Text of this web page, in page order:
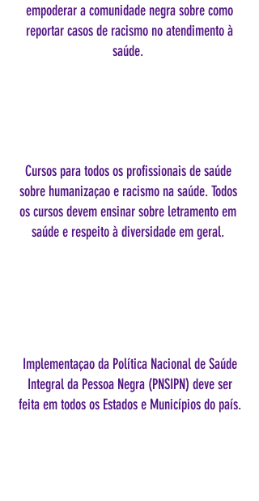
empoderar a comunidade negra sobre como
reportar casos de racismo no atendimento à
saúde.
Cursos para todos os profissionais de saúde
sobre humanizaçao e racismo na saúde. Todos
os cursos devem ensinar sobre letramento em
saúde e respeito à diversidade em geral.
Implementaçao da Política Nacional de Saúde
Integral da Pessoa Negra (PNSIPN) deve ser
feita em todos os Estados e Municípios do país.